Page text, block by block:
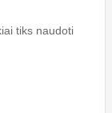
tiks naudoti